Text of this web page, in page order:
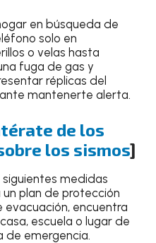
en búsqueda de
solo en
o velas hasta
fuga de gas y
réplicas del
mantenerte alerta.
de los
los sismos]
medidas
un plan de protección
evacuación, encuentra
escuela o lugar de
de emergencia.